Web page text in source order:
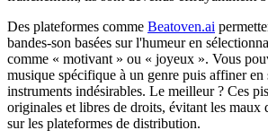
Des plateformes comme Beatoven.ai
bandes-son basées sur l'humeur en
comme « motivant » ou « joyeux ». Vous
musique spécifique à un genre puis affiner en
instruments indésirables. Le meilleur ? Ces
originales et libres de droits, évitant les maux
sur les plateformes de distribution.